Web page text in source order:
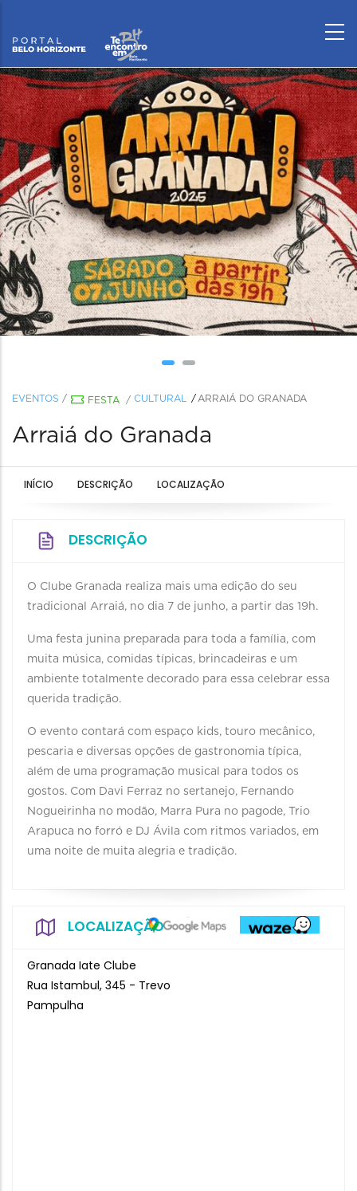
EVENTOS / FESTA / CULTURAL ARRAIÁ DO GRANADA
Arraiá do Granada
INÍCIO DESCRIÇÃO LOCALIZAÇÃO
DESCRIÇÃO
O Clube Granada realiza mais uma edição do seu
tradicional Arraiá, no dia 7 de junho, a partir das 19h.
Uma festa junina preparada para toda a família, com
muita música, comidas típicas, brincadeiras e um
ambiente totalmente decorado para essa celebrar essa
querida tradição.
O evento contará com espaço kids, touro mecânico,
pescaria e diversas opções de gastronomia típica,
além de uma programação musical para todos os
gostos. Com Davi Ferraz no sertanejo, Fernando
Nogueirinha no modão, Marra Pura no pagode, Trio
Arapuca no forró e DJ Ávila com ritmos variados, em
uma noite de muita alegria e tradição.
LOCALIZAÇÃO
Granada Iate Clube
Rua Istambul, 345 - Trevo
Pampulha